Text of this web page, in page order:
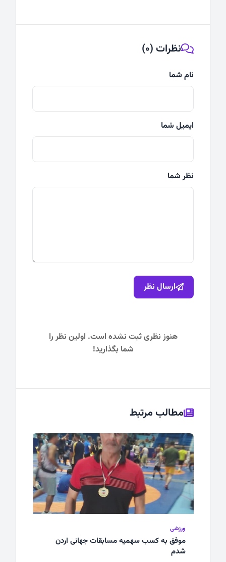
نظرات (0)
نام شما
ایمیل شما
نظر شما
ارسال نظر
هنوز نظری ثبت نشده است. اولین نظر را
شما بگذارید!
مطالب مرتبط
ورزشی
موفق به کسب سهمیه مسابقات جهانی اردن
شدم